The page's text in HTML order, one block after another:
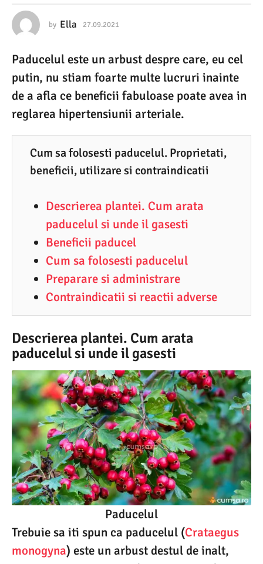
.
0
2
1
2
7
by Ella 27.09.2021
0
.
2
2
Paducelul este un arbust despre care, eu cel
putin, nu stiam foarte multe lucruri inainte
de a afla ce beneficii fabuloase poate avea in
reglarea hipertensiunii arteriale.
Cum sa folosesti paducelul. Proprietati,
beneficii, utilizare si contraindicatii
Descrierea plantei. Cum arata
paducelul si unde il gasesti
Beneficii paducel
Cum sa folosesti paducelul
Preparare si administrare
Contraindicatii si reactii adverse
Descrierea plantei. Cum arata
paducelul si unde il gasesti
Paducelul
Trebuie sa iti spun ca paducelul (Crataegus
monogyna) este un arbust destul de inalt,